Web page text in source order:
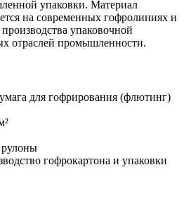
упаковки. Материал
на современных гофролиниях и
упаковочной
отраслей промышленности.
для гофрирования (флютинг)
рулоны
гофрокартона и упаковки